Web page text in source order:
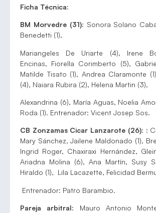
Ficha Técnica:
BM Morvedre (31): Sonora Solano
Benedetti (1),
Mariangeles De Uriarte (4), Irene
Encinas, Fiorella Corimberto (5),
Matilde Tisato (1), Andrea Claramonte
(4), Naiara Rubira (2), Helena Martin (3),
Alexandrina (6), María Aguas, Noelia
Roda (1). Entrenador: Vicent Josep Sos.
CB Zonzamas Cicar Lanzarote (26): :
Mary Sánchez, Jailene Maldonado (1),
Ingrid Roger, Chaxiraxi Hernández,
Ariadna Molina (6), Ana Martín, Susy
Hiraldo (1), Lila Lacazette, Felicidad
Entrenador: Patro Barambio.
Pareja arbitral: Mauro Antonio